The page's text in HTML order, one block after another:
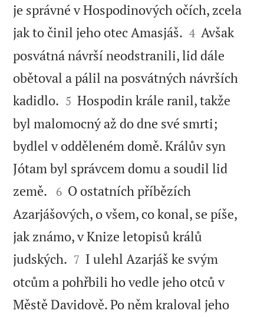
je správné v Hospodinových očích, zcela
jak to činil jeho otec Amasjáš. 

4 Avšak
posvátná návrší neodstranili, lid dále
obětoval a pálil na posvátných návrších
kadidlo. 

5 Hospodin krále ranil, takže
byl malomocný až do dne své smrti;
bydlel v odděleném domě. Králův syn
Jótam byl správcem domu a soudil lid
země. 

6 O ostatních příbězích
Azarjášových, o všem, co konal, se píše,
jak známo, v Knize letopisů králů
judských. 

7 I ulehl Azarjáš ke svým
otcům a pohřbili ho vedle jeho otců v
Městě Davidově. Po něm kraloval jeho